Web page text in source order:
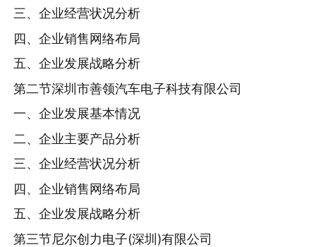
三、企业经营状况分析
四、企业销售网络布局
五、企业发展战略分析
第二节深圳市善领汽车电子科技有限公司
一、企业发展基本情况
二、企业主要产品分析
三、企业经营状况分析
四、企业销售网络布局
五、企业发展战略分析
第三节尼尔创力电子(深圳)有限公司